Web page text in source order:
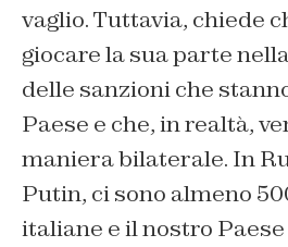
vaglio. Tuttavia, chiede
giocare la sua parte
delle sanzioni che
Paese e che, in realtà,
maniera bilaterale. In
Putin, ci sono almeno
italiane e il nostro